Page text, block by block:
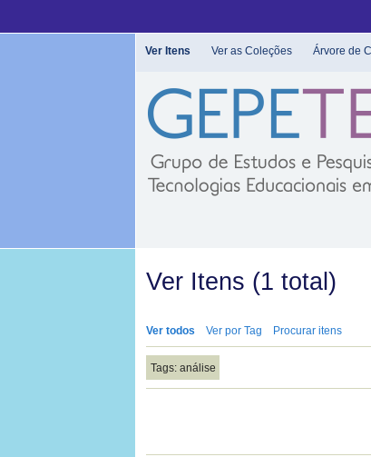
Ver Itens Ver as Coleções Árvore de
Ver Itens (1 total)
Ver todos Ver por Tag Procurar itens
Tags: análise